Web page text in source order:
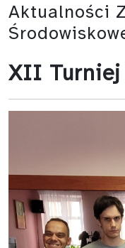
Aktualności
XII Turniej